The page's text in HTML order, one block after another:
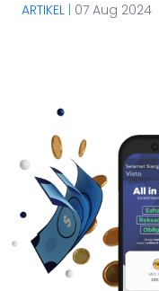
ARTIKEL 07 Aug 2024